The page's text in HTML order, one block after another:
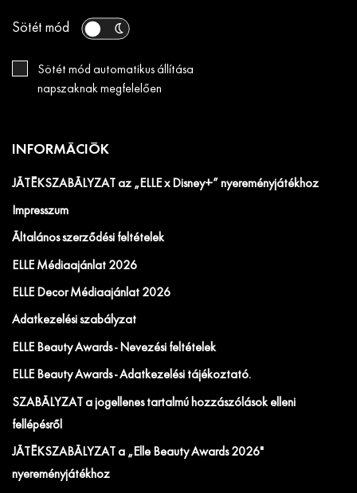
Sötét mód
Sötét mód automatikus állítása
napszaknak megfelelően
INFORMÁCIÓK
JÁTÉKSZABÁLYZAT az „ELLE x Disney+” nyereményjátékhoz
Impresszum
Általános szerződési feltételek
ELLE Médiaajánlat 2026
ELLE Decor Médiaajánlat 2026
Adatkezelési szabályzat
ELLE Beauty Awards - Nevezési feltételek
ELLE Beauty Awards - Adatkezelési tájékoztató.
SZABÁLYZAT a jogellenes tartalmú hozzászólások elleni
fellépésről
JÁTÉKSZABÁLYZAT a „Elle Beauty Awards 2026"
nyereményjátékhoz